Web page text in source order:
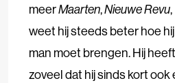
meerMaarten,Nieuwe Revu,
weet hij steeds beter hoe
man moet brengen. Hij
zoveel dat hij sinds kort